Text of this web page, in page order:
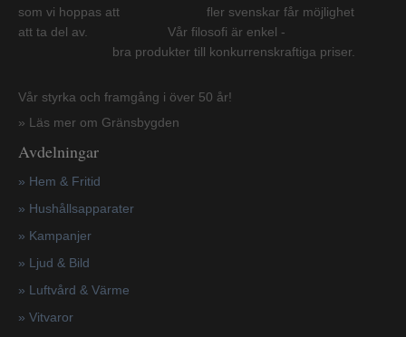
som vi hoppas att fler svenskar får möjlighet
att ta del av. Vår filosofi är enkel -
bra produkter till konkurrenskraftiga priser.
Vår styrka och framgång i över 50 år!
» Läs mer om Gränsbygden
Avdelningar
» Hem & Fritid
» Hushållsapparater
» Kampanjer
» Ljud & Bild
» Luftvård & Värme
» Vitvaror